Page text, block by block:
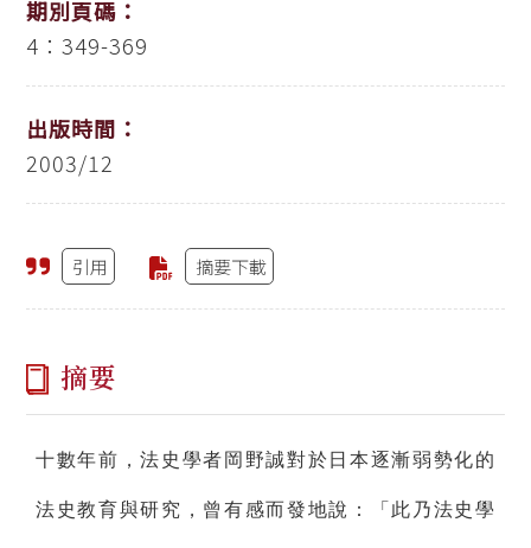
期別頁碼：
4：349-369
出版時間：
2003/12
引用 摘要下載
摘要
十數年前，法史學者岡野誠對於日本逐漸弱勢化的
法史教育與研究，曾有感而發地說：「此乃法史學